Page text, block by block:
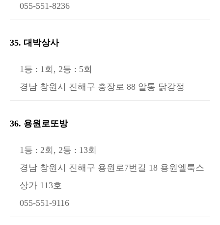
055-551-8236
35. 대박상사
1등 : 1회, 2등 : 5회
경남 창원시 진해구 충장로 88 알통 닭강정
36. 용원로또방
1등 : 2회, 2등 : 13회
경남 창원시 진해구 용원로7번길 18 용원엘룩스
상가 113호
055-551-9116